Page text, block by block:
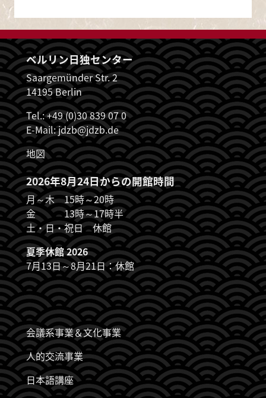
ベルリン日独センター
Saargemünder Str. 2
14195 Berlin
Tel.: +49 (0)30 839 07 0
E-Mail:jdzb@jdzb.de
地図
2026年8月24日からの開館時間
月～木 15時～20時
金 13時～17時半
土・日・祝日 休館
夏季休館 2026
7月13日～8月21日：休館
JDZB_FUSSZEILENMENÜ
会議系事業＆文化事業
人的交流事業
日本語講座